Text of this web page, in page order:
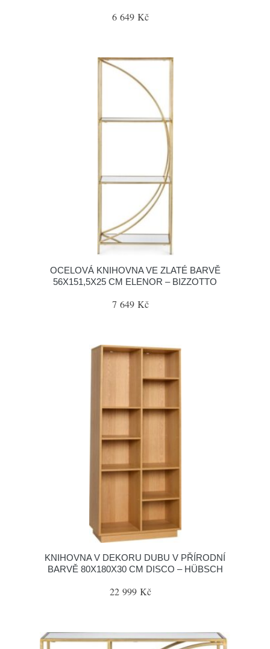
6 649 Kč
OCELOVÁ KNIHOVNA VE ZLATÉ BARVĚ
56X151,5X25 CM ELENOR – BIZZOTTO
7 649 Kč
KNIHOVNA V DEKORU DUBU V PŘÍRODNÍ
BARVĚ 80X180X30 CM DISCO – HÜBSCH
22 999 Kč